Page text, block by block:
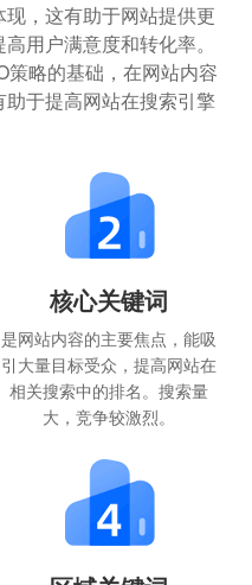
，这有助于网站提供更
用户满意度和转化率。
略的基础，在网站内容
于提高网站在搜索引擎
核心关键词
是网站内容的主要焦点，能吸
引大量目标受众，提高网站在
相关搜索中的排名。搜索量
大，竞争较激烈。